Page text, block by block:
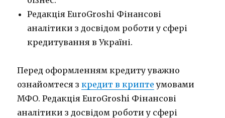
Редакція EuroGroshi Фінансові
аналітики з досвідом роботи у сфері
кредитування в Україні.
Перед оформленням кредиту уважно
ознайомтеся зкредит в крипте умовами
МФО. Редакція EuroGroshi Фінансові
аналітики з досвідом роботи у сфері